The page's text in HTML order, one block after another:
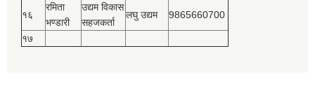
१६
रमिता
भण्डारी
उद्यम विकास
सहजकर्ता
लघु उद्यम 9865660700
१७